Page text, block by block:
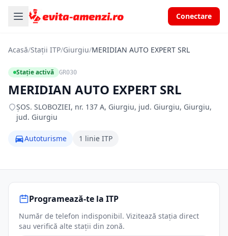
Conectare
Acasă/Stații ITP/Giurgiu/MERIDIAN AUTO EXPERT SRL
Stație activă GR030
MERIDIAN AUTO EXPERT SRL
ŞOS. SLOBOZIEI, nr. 137 A, Giurgiu, jud. Giurgiu, Giurgiu,
jud. Giurgiu
Autoturisme 1 linie ITP
Programează-te la ITP
Număr de telefon indisponibil. Vizitează stația direct
sau verifică alte stații din zonă.